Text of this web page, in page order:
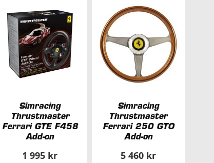
Simracing
Thrustmaster
Ferrari GTE F458
Add-on
1 995 kr
Simracing
Thrustmaster
Ferrari 250 GTO
Add-on
5 460 kr